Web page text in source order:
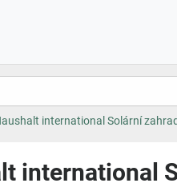
international Solární
international